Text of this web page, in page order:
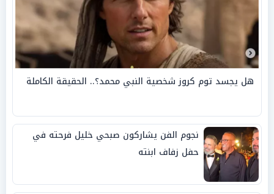
هل يجسد توم كروز شخصية النبي محمد؟.. الحقيقة الكاملة
نجوم الفن يشاركون صبحي خليل فرحته في
حفل زفاف ابنته